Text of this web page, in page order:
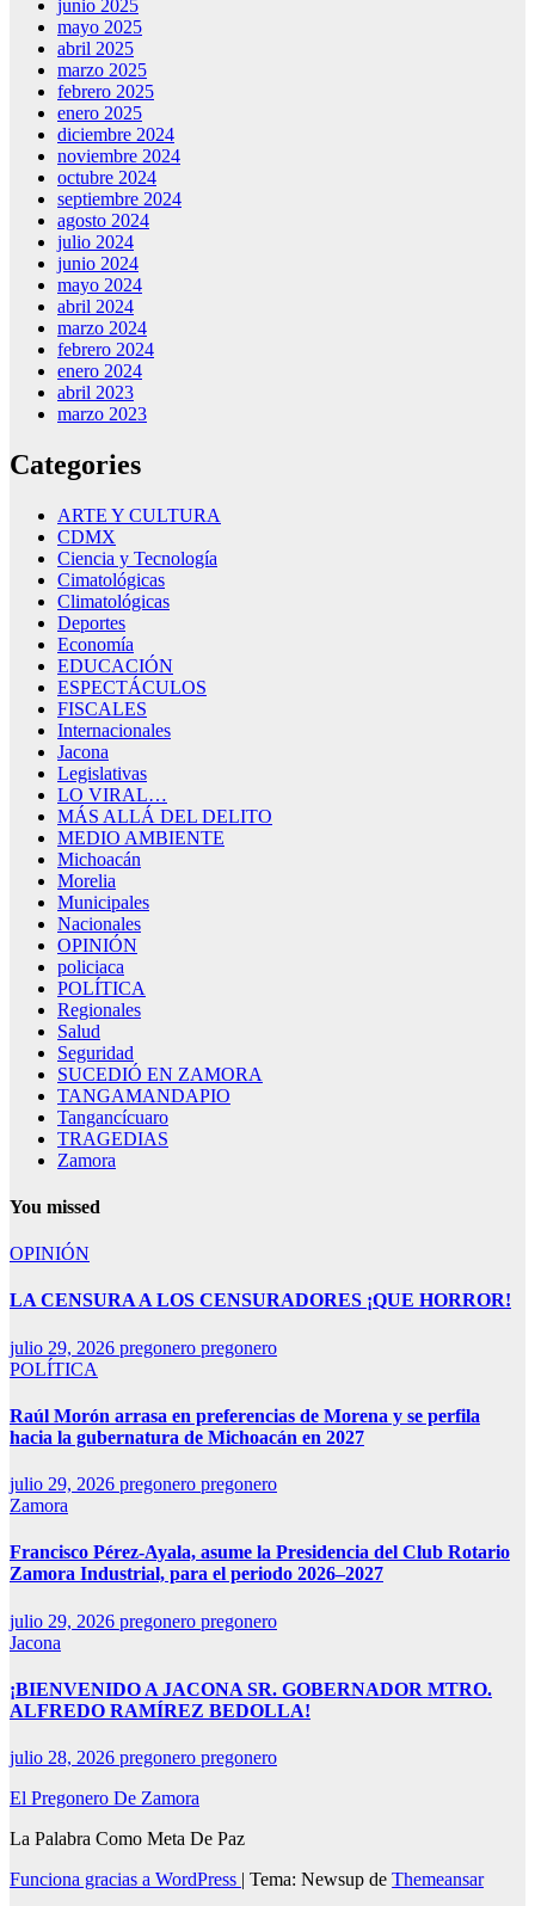
junio 2025
mayo 2025
abril 2025
marzo 2025
febrero 2025
enero 2025
diciembre 2024
noviembre 2024
octubre 2024
septiembre 2024
agosto 2024
julio 2024
junio 2024
mayo 2024
abril 2024
marzo 2024
febrero 2024
enero 2024
abril 2023
marzo 2023
Categories
ARTE Y CULTURA
CDMX
Ciencia y Tecnología
Cimatológicas
Climatológicas
Deportes
Economía
EDUCACIÓN
ESPECTÁCULOS
FISCALES
Internacionales
Jacona
Legislativas
LO VIRAL…
MÁS ALLÁ DEL DELITO
MEDIO AMBIENTE
Michoacán
Morelia
Municipales
Nacionales
OPINIÓN
policiaca
POLÍTICA
Regionales
Salud
Seguridad
SUCEDIÓ EN ZAMORA
TANGAMANDAPIO
Tangancícuaro
TRAGEDIAS
Zamora
You missed
OPINIÓN
LA CENSURA A LOS CENSURADORES ¡QUE HORROR!
julio 29, 2026 pregonero pregonero
POLÍTICA
Raúl Morón arrasa en preferencias de Morena y se perfila
hacia la gubernatura de Michoacán en 2027
julio 29, 2026 pregonero pregonero
Zamora
Francisco Pérez-Ayala, asume la Presidencia del Club Rotario
Zamora Industrial, para el periodo 2026–2027
julio 29, 2026 pregonero pregonero
Jacona
¡BIENVENIDO A JACONA SR. GOBERNADOR MTRO.
ALFREDO RAMÍREZ BEDOLLA!
julio 28, 2026 pregonero pregonero
El Pregonero De Zamora
La Palabra Como Meta De Paz
Funciona gracias a WordPress | Tema: Newsup de Themeansar